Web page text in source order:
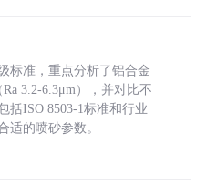
标准，重点分析了铝合金
3.2-6.3μm），并对比不
括ISO 8503-1标准和行业
适的喷砂参数。